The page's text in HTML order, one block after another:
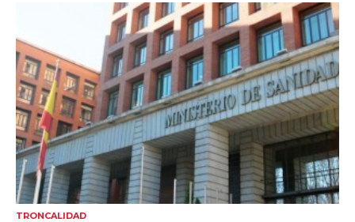
TRONCALIDAD